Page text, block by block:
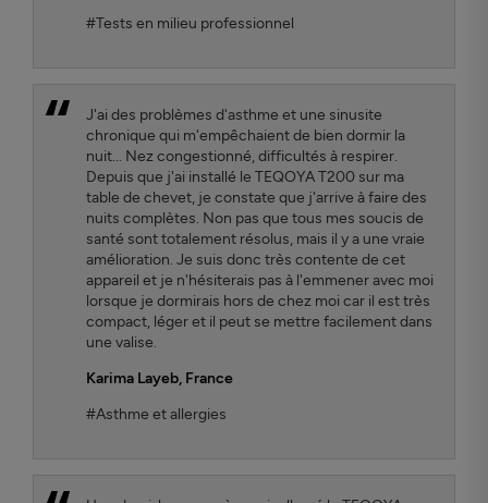
#Tests en milieu professionnel
J'ai des problèmes d'asthme et une sinusite
chronique qui m'empêchaient de bien dormir la
nuit... Nez congestionné, difficultés à respirer.
Depuis que j'ai installé le TEQOYA T200 sur ma
table de chevet, je constate que j'arrive à faire des
nuits complètes. Non pas que tous mes soucis de
santé sont totalement résolus, mais il y a une vraie
amélioration. Je suis donc très contente de cet
appareil et je n'hésiterais pas à l'emmener avec moi
lorsque je dormirais hors de chez moi car il est très
compact, léger et il peut se mettre facilement dans
une valise.
Karima Layeb, France
#Asthme et allergies